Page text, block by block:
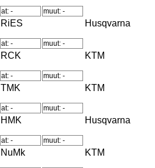
at: - muut: -
RiES Husqvarna
at: - muut: -
RCK KTM
at: - muut: -
TMK KTM
at: - muut: -
HMK Husqvarna
at: - muut: -
NuMk KTM